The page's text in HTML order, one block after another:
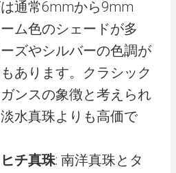
通常6mmから9mm
ム色のシェードが多
ズやシルバーの色調が
あります。クラシック
ンスの象徴と考えられ
水真珠よりも高価で
チ真珠: 南洋真珠とタ